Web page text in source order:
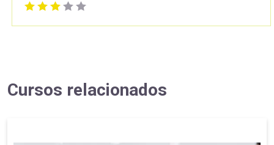
Cursos relacionados